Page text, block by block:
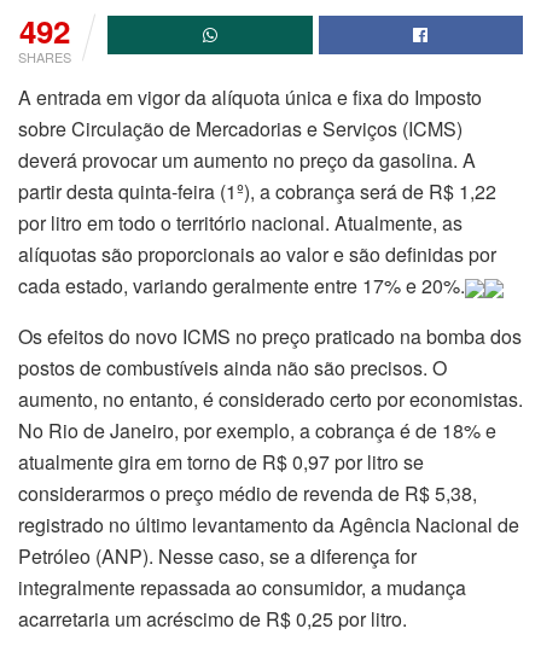
492
SHARES
A entrada em vigor da alíquota única e fixa do Imposto
sobre Circulação de Mercadorias e Serviços (ICMS)
deverá provocar um aumento no preço da gasolina. A
partir desta quinta-feira (1º), a cobrança será de R$ 1,22
por litro em todo o território nacional. Atualmente, as
alíquotas são proporcionais ao valor e são definidas por
cada estado, variando geralmente entre 17% e 20%.
Os efeitos do novo ICMS no preço praticado na bomba dos
postos de combustíveis ainda não são precisos. O
aumento, no entanto, é considerado certo por economistas.
No Rio de Janeiro, por exemplo, a cobrança é de 18% e
atualmente gira em torno de R$ 0,97 por litro se
considerarmos o preço médio de revenda de R$ 5,38,
registrado no último levantamento da Agência Nacional de
Petróleo (ANP). Nesse caso, se a diferença for
integralmente repassada ao consumidor, a mudança
acarretaria um acréscimo de R$ 0,25 por litro.